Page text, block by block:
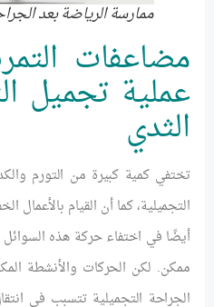
ممارسة الرياضة بعد
مضاعفات
عملية تجميل
الثدي
تختفي كمية كبيرة من التورم
التجميلية، كما أن القيام بالأعمال
أيضًا في اختفاء حركة هذه السوائل
ممكن. لكن الحركات والأنشطة
الجراحة التجميلية تتسبب في